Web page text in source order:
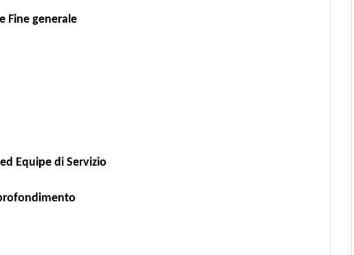
Fine generale
Equipe di Servizio